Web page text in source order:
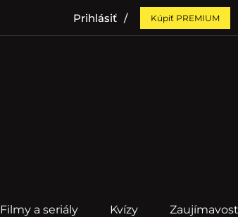
Prihlásiť Kúpiť PREMIUM
Filmy a seriály Kvízy